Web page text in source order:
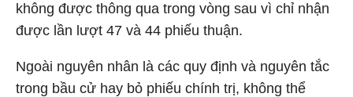
không được thông qua trong vòng sau vì chỉ nhận
được lần lượt 47 và 44 phiếu thuận.
Ngoài nguyên nhân là các quy định và nguyên tắc
trong bầu cử hay bỏ phiếu chính trị, không thể